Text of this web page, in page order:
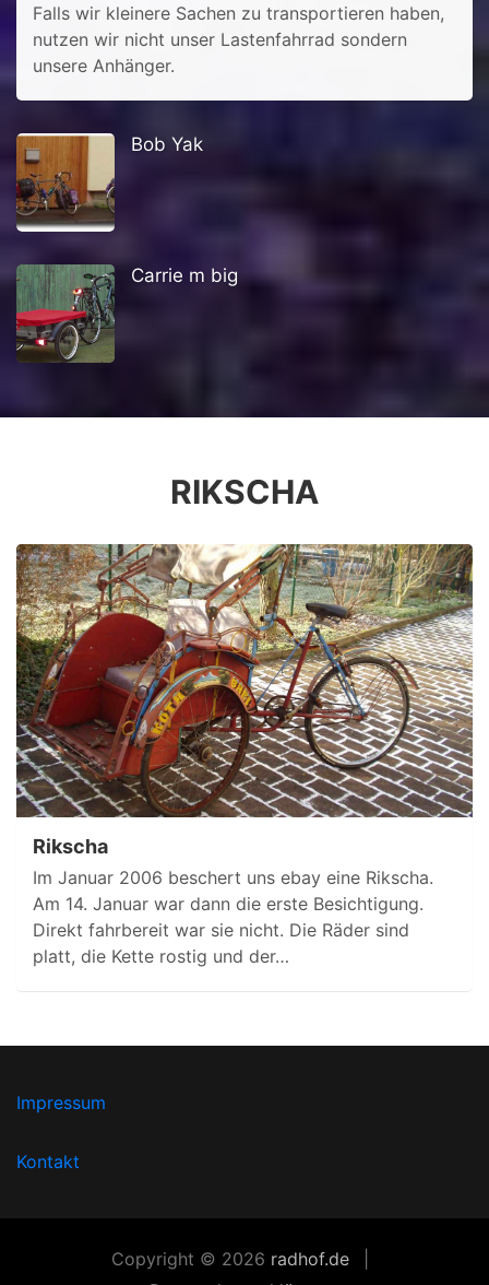
Falls wir kleinere Sachen zu transportieren haben,
nutzen wir nicht unser Lastenfahrrad sondern
unsere Anhänger.
Bob Yak
Carrie m big
RIKSCHA
Rikscha
Im Januar 2006 beschert uns ebay eine Rikscha.
Am 14. Januar war dann die erste Besichtigung.
Direkt fahrbereit war sie nicht. Die Räder sind
platt, die Kette rostig und der…
Impressum
Kontakt
Copyright © 2026 radhof.de